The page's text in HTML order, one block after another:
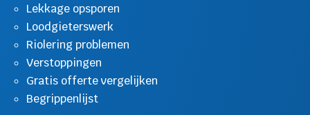
Lekkage opsporen
Loodgieterswerk
Riolering problemen
Verstoppingen
Gratis offerte vergelijken
Begrippenlijst